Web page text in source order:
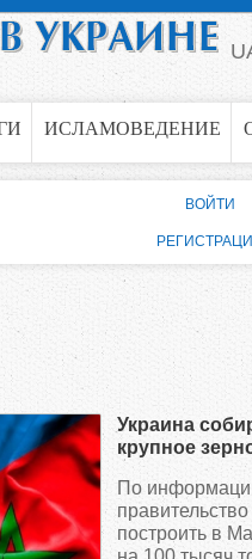
ИСЛАМОВЕДЕНИЕ
Украина
крупное
Марокко
По
построить в
ВОЙТИ